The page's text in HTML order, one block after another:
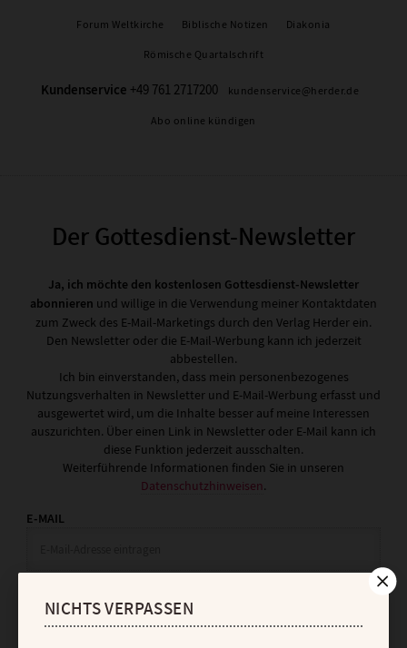
Forum Weltkirche Biblische Notizen Diakonia
Römische Quartalschrift
Kundenservice +49 761 2717200 kundenservice@herder.de
Abo online kündigen
Der Gottesdienst-Newsletter
Ja, ich möchte den kostenlosen Gottesdienst-Newsletter
abonnieren und willige in die Verwendung meiner Kontaktdaten
zum Zweck des E-Mail-Marketings durch den Verlag Herder ein.
Den Newsletter oder die E-Mail-Werbung kann ich jederzeit
abbestellen.
Ich bin einverstanden, dass mein personenbezogenes
Nutzungsverhalten in Newsletter und E-Mail-Werbung erfasst und
ausgewertet wird, um die Inhalte besser auf meine Interessen
auszurichten. Über einen Link in Newsletter oder E-Mail kann ich
diese Funktion jederzeit ausschalten.
Weiterführende Informationen finden Sie in unseren
Datenschutzhinweisen.
E-MAIL
NICHTS VERPASSEN